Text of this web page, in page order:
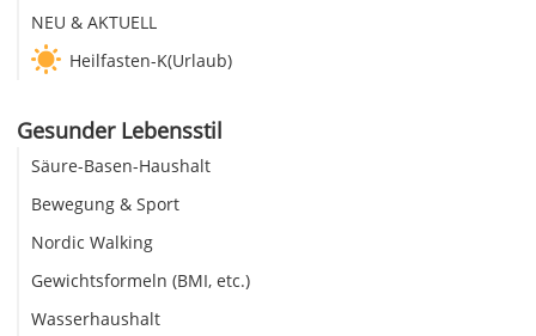
NEU & AKTUELL
Heilfasten-K(Urlaub)
Gesunder Lebensstil
Säure-Basen-Haushalt
Bewegung & Sport
Nordic Walking
Gewichtsformeln (BMI, etc.)
Wasserhaushalt